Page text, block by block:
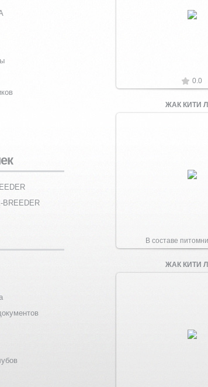
Увеличить
0.0
ЖАК КИТИ
Увеличить
В составе
ЖАК КИТИ
Увеличить
BREEDER